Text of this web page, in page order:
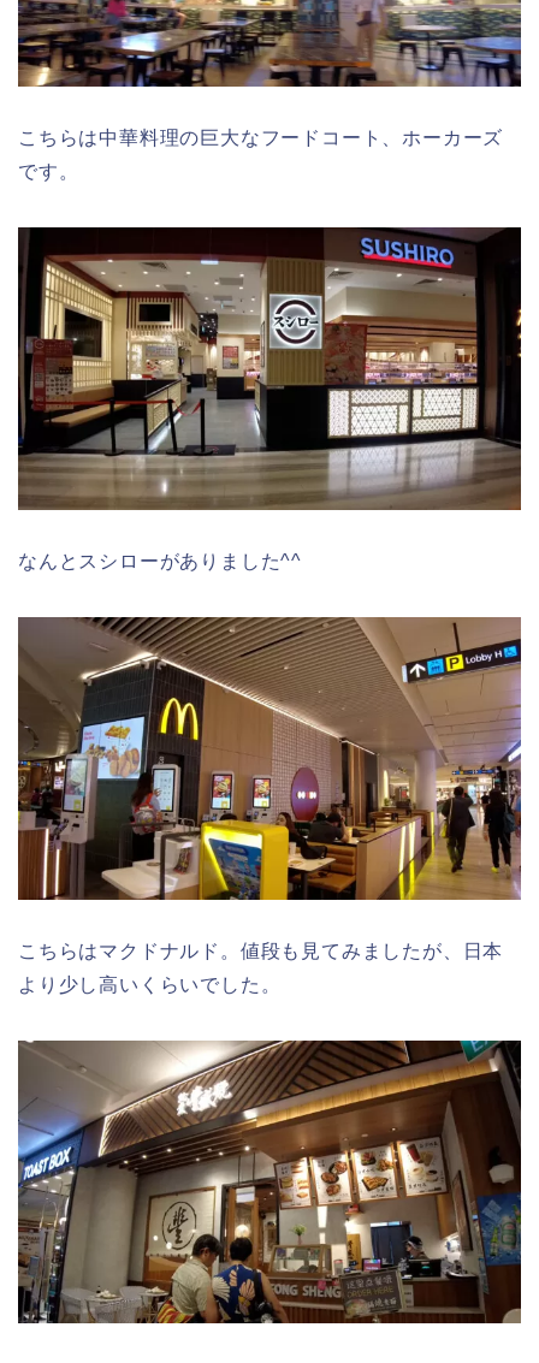
こちらは中華料理の巨大なフードコート、ホーカーズ
です。
なんとスシローがありました^^
こちらはマクドナルド。値段も見てみましたが、日本
より少し高いくらいでした。